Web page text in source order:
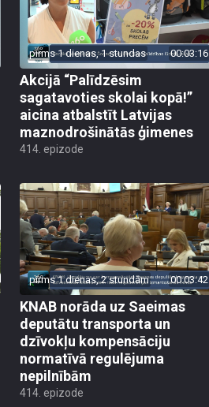
pirms 1 dienas, 1 stundas 00:03:16
Akcijā “Palīdzēsim
sagatavoties skolai kopā!”
aicina atbalstīt Latvijas
maznodrošinātās ģimenes
414. epizode
pirms 1 dienas, 2 stundām 00:03:42
KNAB norāda uz Saeimas
deputātu transporta un
dzīvokļu kompensāciju
normatīvā regulējuma
nepilnībām
414. epizode